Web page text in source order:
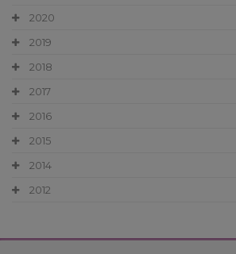
2020
2019
2018
2017
2016
2015
2014
2012